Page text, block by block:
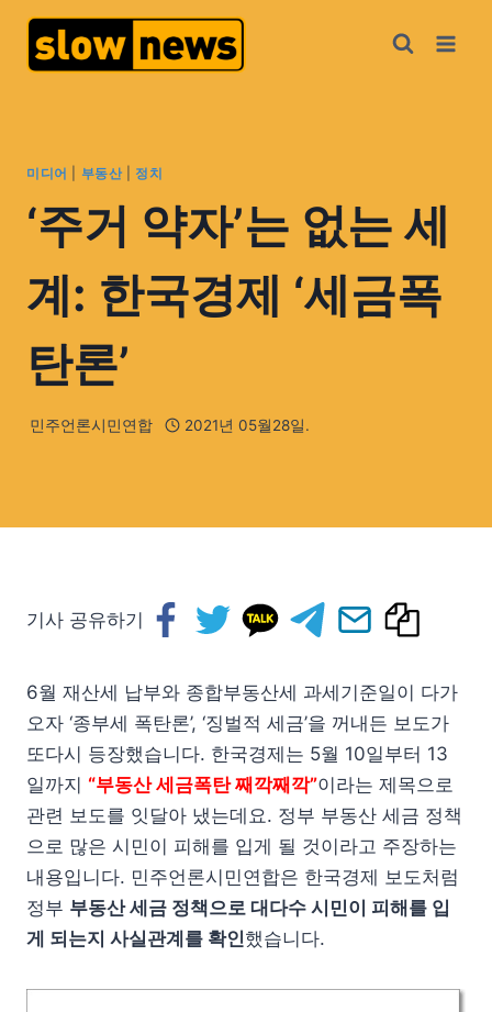
미디어 부동산| 정치
‘주거 약자’는 없는 세
계: 한국경제 ‘세금폭
탄론’
민주언론시민연합 2021년 05월28일.
기사 공유하기
6월 재산세 납부와 종합부동산세 과세기준일이 다가
오자 ‘종부세 폭탄론’, ‘징벌적 세금’을 꺼내든 보도가
또다시 등장했습니다. 한국경제는 5월 10일부터 13
일까지 “부동산 세금폭탄 째깍째깍”이라는 제목으로
관련 보도를 잇달아 냈는데요. 정부 부동산 세금 정책
으로 많은 시민이 피해를 입게 될 것이라고 주장하는
내용입니다. 민주언론시민연합은 한국경제 보도처럼
정부 부동산 세금 정책으로 대다수 시민이 피해를 입
게 되는지 사실관계를 확인했습니다.